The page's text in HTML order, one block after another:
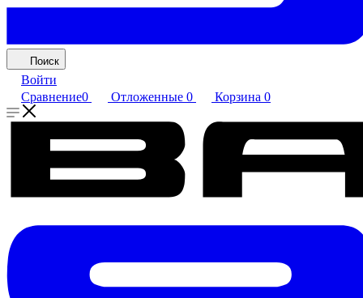
Поиск
Войти
Сравнение0 Отложенные 0 Корзина 0